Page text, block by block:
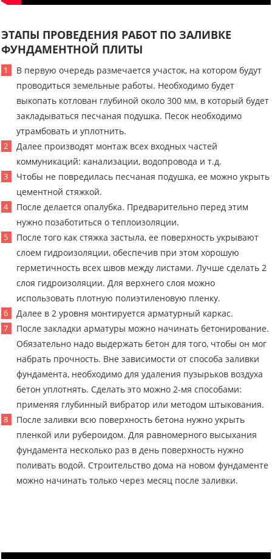
ЭТАПЫ ПРОВЕДЕНИЯ РАБОТ ПО ЗАЛИВКЕ
ФУНДАМЕНТНОЙ ПЛИТЫ
В первую очередь размечается участок, на котором будут
проводиться земельные работы. Необходимо будет
выкопать котлован глубиной около 300 мм, в который будет
закладываться песчаная подушка. Песок необходимо
утрамбовать и уплотнить.
Далее производят монтаж всех входных частей
коммуникаций: канализации, водопровода и т.д.
Чтобы не повредилась песчаная подушка, ее можно укрыть
цементной стяжкой.
После делается опалубка. Предварительно перед этим
нужно позаботиться о теплоизоляции.
После того как стяжка застыла, ее поверхность укрывают
слоем гидроизоляции, обеспечив при этом хорошую
герметичность всех швов между листами. Лучше сделать 2
слоя гидроизоляции. Для верхнего слоя можно
использовать плотную полиэтиленовую пленку.
Далее в 2 уровня монтируется арматурный каркас.
После закладки арматуры можно начинать бетонирование.
Обязательно надо выдержать бетон для того, чтобы он мог
набрать прочность. Вне зависимости от способа заливки
фундамента, необходимо для удаления пузырьков воздуха
бетон уплотнять. Сделать это можно 2-мя способами:
применяя глубинный вибратор или методом штыкования.
После заливки всю поверхность бетона нужно укрыть
пленкой или рубероидом. Для равномерного высыхания
фундамента несколько раз в день поверхность нужно
поливать водой. Строительство дома на новом фундаменте
можно начинать только через месяц после заливки.